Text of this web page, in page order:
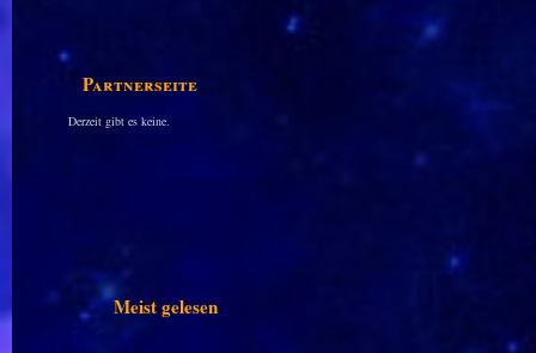
Partnerseiten
Derzeit gibt es keine.
Meist gelesen